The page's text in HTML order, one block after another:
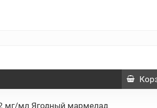
мг/мл Ягодный мармелад